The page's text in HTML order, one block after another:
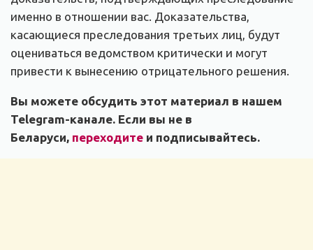
именно в отношении вас. Доказательства,
касающиеся преследования третьих лиц, будут
оцениваться ведомством критически и могут
привести к вынесению отрицательного решения.
Вы можете обсудить этот материал в нашем
Telegram-канале. Если вы не в
Беларуси, переходите и подписывайтесь.